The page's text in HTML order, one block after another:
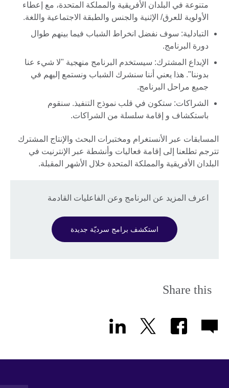
متنوعة في البلدان الأفريقية والمملكة المتحدة، مع إعطاء
الأولوية للعرق/ الإثنية والجنس والطبقة الاجتماعية واللغة.
التبادلية: سوف نفضل انخراط الشباب فيما بينهم طوال
دورة البرنامج.
الإبداع المشترك: سيستخدم البرنامج منهجية "لا شيء عنا
بدوننا". هذا يعني أننا سنشرك الشباب ونستمع إليهم في
جميع مراحل البرنامج.
الشراكات: ستكون في قلب نموذج التنفيذ. سنقوم
باستكشاف و إقامة سلسلة من الشراكات.
المسابقات عبر الأنستغرام ومختبرات البحث والإنتاج المشترك
تترجم تطلعنا إلى إقامة فعاليات وأنشطة عبر الإنترنيت في
البلدان الأفريقية والمملكة المتحدة خلال الأشهر المقبلة.
اعرف المزيد عن البرنامج وعن الفاعليات القادمة
استكشف برامج سرديّة جديدة
Share this